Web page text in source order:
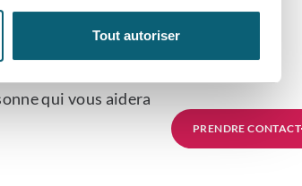
Tout autoriser
POURRA
qui vous aidera
PRENDRE CONTACT